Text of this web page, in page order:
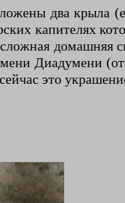
два крыла
капителях
домашняя
Диадумени
это